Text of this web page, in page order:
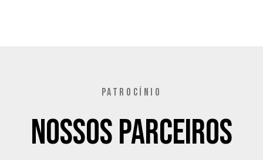
PATROCÍNIO
Nossos Parceiros